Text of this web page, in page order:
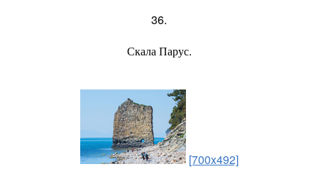
36.
Скала Парус.
[700x492]